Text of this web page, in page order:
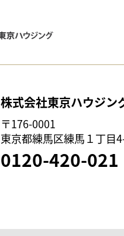
株式会社東京ハウジン
〒176-0001
東京都練馬区練馬１丁目
0120-420-021